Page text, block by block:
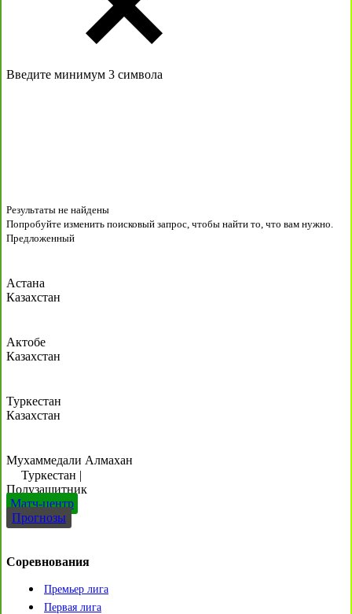
Введите минимум 3 символа
Результаты не найдены
Попробуйте изменить поисковый запрос, чтобы найти то, что вам нужно.
Предложенный
Астана
Казахстан
Актобе
Казахстан
Туркестан
Казахстан
Мухаммедали Алмахан
Туркестан |
Полузащитник
Матч-центр
Прогнозы
Соревнования
Премьер лига
Первая лига